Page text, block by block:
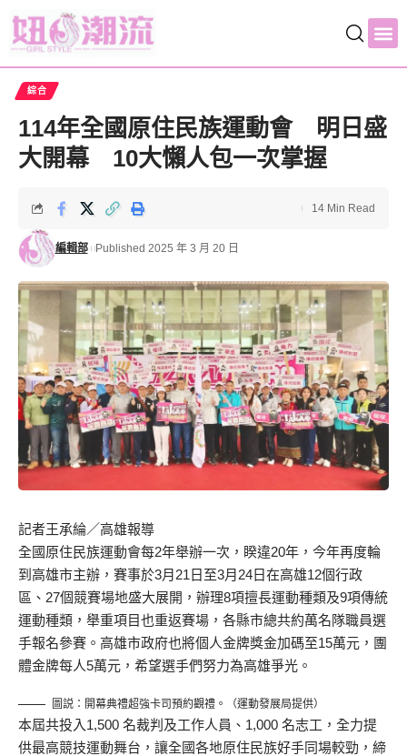
綜合
114年全國原住民族運動會 明日盛
大開幕 10大懶人包一次掌握
編輯部 Published 2025 年 3 月 20 日
14 Min Read
記者王承綸／高雄報導
全國原住民族運動會每2年舉辦一次，睽違20年，今年再度輪
到高雄市主辦，賽事於3月21日至3月24日在高雄12個行政
區、27個競賽場地盛大展開，辦理8項擅長運動種類及9項傳統
運動種類，舉重項目也重返賽場，各縣市總共約萬名隊職員選
手報名參賽。高雄市政府也將個人金牌獎金加碼至15萬元，團
體金牌每人5萬元，希望選手們努力為高雄爭光。
圖説：開幕典禮超強卡司預約觀禮。（運動發展局提供）
本屆共投入1,500 名裁判及工作人員、1,000 名志工，全力提
供最高競技運動舞台，讓全國各地原住民族好手同場較勁，締